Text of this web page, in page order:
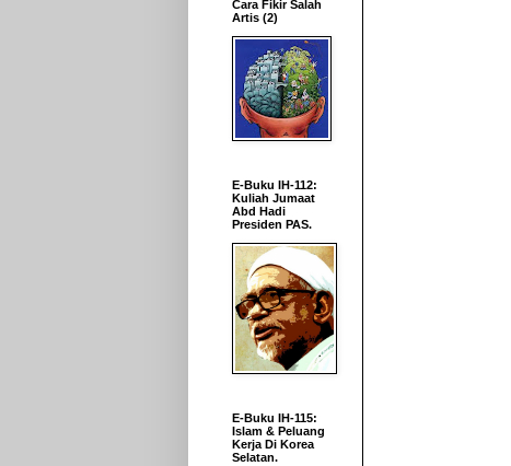
Cara Fikir Salah
Artis (2)
E-Buku IH-112:
Kuliah Jumaat
Abd Hadi
Presiden PAS.
E-Buku IH-115:
Islam & Peluang
Kerja Di Korea
Selatan.